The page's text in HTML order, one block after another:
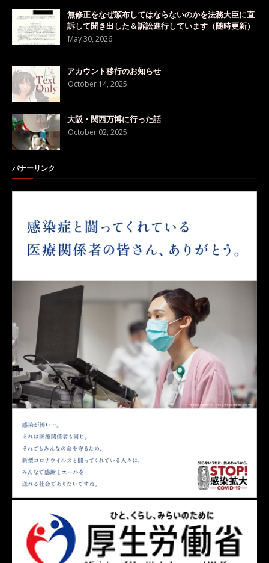
無修正をなぜ頒布してはならないのかを法務大臣に直
訴して聞き出した＆訴訟進行しています（随時更新）
May 30, 2026
アカウント移行のお知らせ
October 14, 2025
大阪・関西万博に行った話
October 02, 2025
バナーリンク